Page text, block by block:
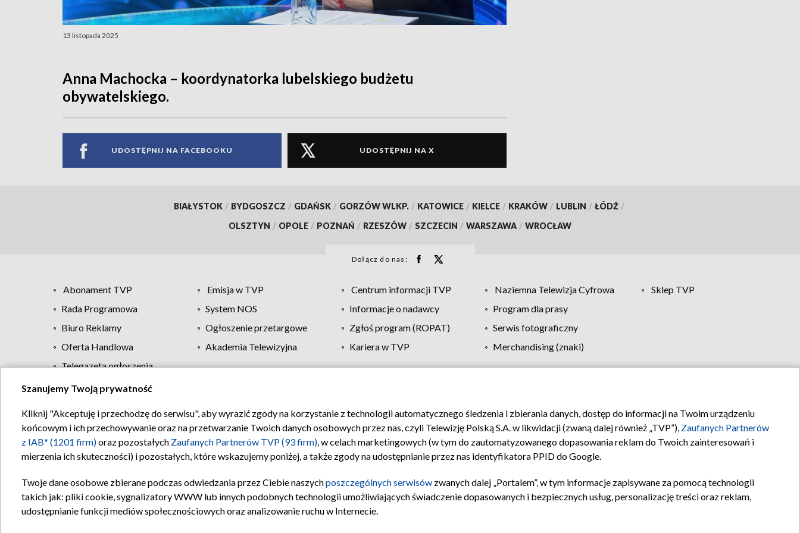
13 listopada 2025
Anna Machocka – koordynatorka lubelskiego budżetu
obywatelskiego.
UDOSTĘPNIJ NA FACEBOOKU UDOSTĘPNIJ NA X
BIAŁYSTOK / BYDGOSZCZ / GDAŃSK / GORZÓW WLKP. / KATOWICE / KIELCE / KRAKÓW / LUBLIN / ŁÓDŹ /
OLSZTYN / OPOLE / POZNAŃ / RZESZÓW / SZCZECIN / WARSZAWA / WROCŁAW
Dołącz do nas:
Abonament TVP Emisja w TVP Centrum informacji TVP Naziemna Telewizja Cyfrowa
Sklep TVP
Rada Programowa
System NOS Informacje o nadawcy
Program dla prasy
Biuro Reklamy
Ogłoszenie przetargowe Zgłoś program (ROPAT)
Serwis fotograficzny
Oferta Handlowa
Akademia Telewizyjna Kariera w TVP
Merchandising (znaki)
Telegazeta ogłoszenia
Regulamin TVP Polityka prywatności Moje zgody Pomoc Biuro reklamy Kontakt
Szanujemy Twoją prywatność
Kliknij "Akceptuję i przechodzę do serwisu", aby wyrazić zgody na korzystanie z technologii automatycznego śledzenia i zbierania danych, dostęp do informacji na Twoim urządzeniu
końcowym i ich przechowywanie oraz na przetwarzanie Twoich danych osobowych przez nas, czyli Telewizję Polską S.A. w likwidacji (zwaną dalej również „TVP”), Zaufanych Partnerów
z IAB* (1201 firm)oraz pozostałych Zaufanych Partnerów TVP (93 firm), w celach marketingowych (w tym do zautomatyzowanego dopasowania reklam do Twoich zainteresowań i
mierzenia ich skuteczności) i pozostałych, które wskazujemy poniżej, a także zgody na udostępnianie przez nas identyfikatora PPID do Google.
Twoje dane osobowe zbierane podczas odwiedzania przez Ciebie naszychposzczególnych serwisów zwanych dalej „Portalem”, w tym informacje zapisywane za pomocą technologii
takich jak: pliki cookie, sygnalizatory WWW lub innych podobnych technologii umożliwiających świadczenie dopasowanych i bezpiecznych usług, personalizację treści oraz reklam,
udostępnianie funkcji mediów społecznościowych oraz analizowanie ruchu w Internecie.